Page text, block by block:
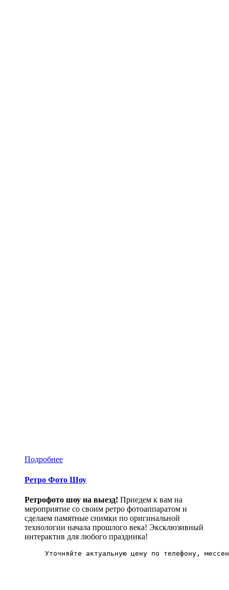
Подробнее
Ретро Фото Шоу
Ретрофото шоу на выезд! Приедем к вам на
мероприятие со своим ретро фотоаппаратом и
сделаем памятные снимки по оригинальной
технологии начала прошлого века! Эксклюзивный
интерактив для любого праздника!
Уточняйте актуальную цену по телефону,